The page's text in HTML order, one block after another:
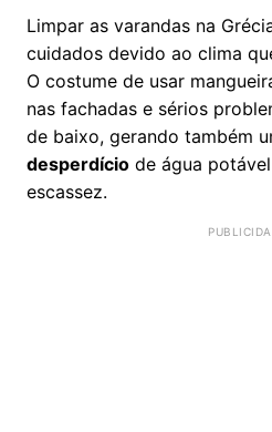
Limpar as varandas na
cuidados devido ao clima
O costume de usar
nas fachadas e sérios
de baixo, gerando também
desperdício de água
escassez.